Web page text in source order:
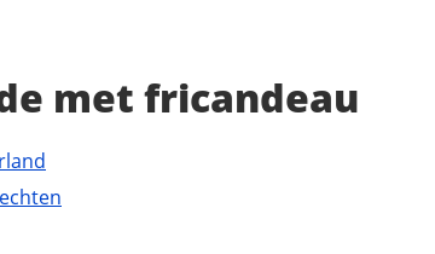
met fricandeau